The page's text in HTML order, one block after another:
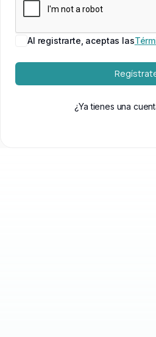
Al registrarte, aceptas las
¿Ya tienes una